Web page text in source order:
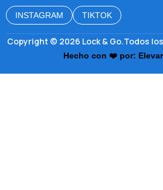
INSTAGRAM TIKTOK
Copyright © 2026 Lock & Go.Todos
Hecho con ❤️ por: